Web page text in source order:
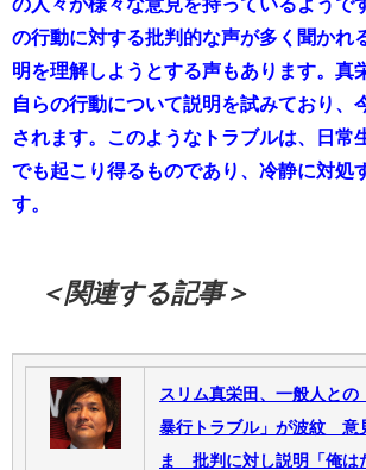
の人々が様々な意見を持っているようで
の行動に対する批判的な声が多く聞かれ
明を理解しようとする声もあります。真
自らの行動について説明を試みており、
されます。このようなトラブルは、日常
でも起こり得るものであり、冷静に対処
す。
＜関連する記事＞
スリム真栄田、一般人との
暴行トラブル」が波紋 意
ま 批判に対し説明「俺は